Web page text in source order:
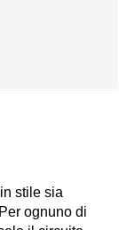
stile sia
ognuno di